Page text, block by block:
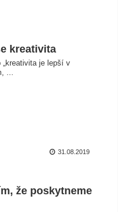
kreativita
je lepší v
...
31.08.2019
že poskytneme